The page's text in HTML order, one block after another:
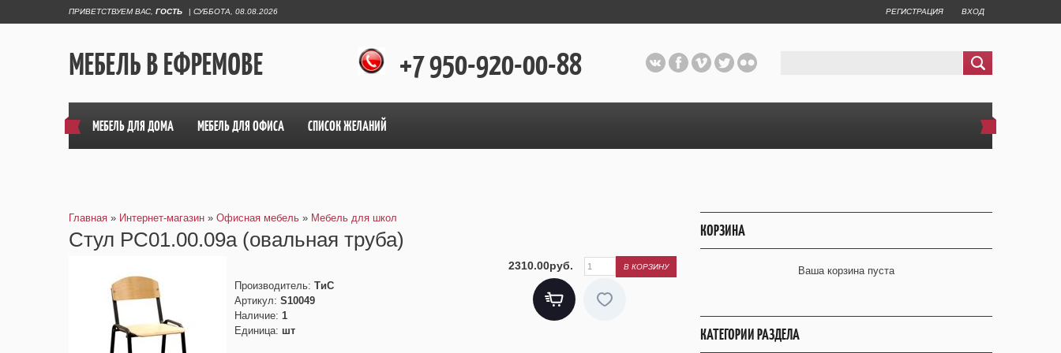
ПРИВЕТСТВУЕМ ВАС ГОСТЬ | СУББОТА, 08.08.2026 РЕГИСТРАЦИЯ ВХОД
МЕБЕЛЬ В ЕФРЕМОВЕ +7 950-920-00-88
МЕБЕЛЬ ДЛЯ ДОМА МЕБЕЛЬ ДЛЯ ОФИСА СПИСОК ЖЕЛАНИЙ
Главная » Интернет-магазин » Офисная мебель » Мебель для школ
Стул РС01.00.09а (овальная труба)
2310.00руб.
Производитель: ТиС
Артикул: S10049
Наличие: 1
Единица: шт
КОРЗИНА
Ваша корзина пуста
КАТЕГОРИИ РАЗДЕЛА